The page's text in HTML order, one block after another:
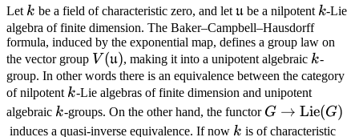
Let k
k be a field of characteristic zero, and let \mathfrak{u}
ube a nilpotent k
k-Lie
algebra of finite dimension. The Baker–Campbell–Hausdorff
formula, induced by the exponential map, defines a group law on
the vector group V(\mathfrak{u})
V (u), making it into a unipotent algebraic k
k-
group. In other words there is an equivalence between the category
of nilpotent k
k-Lie algebras of finite dimension and unipotent
algebraic k
k-groups. On the other hand, the functor G \to
G → Lie(G)
induces a quasi-inverse equivalence. If now k
k is of characteristicp